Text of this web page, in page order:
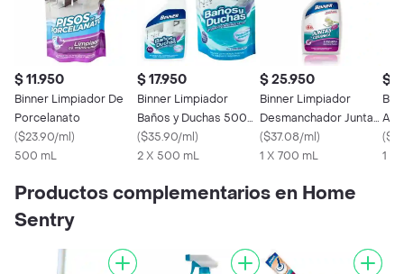
$ 11.950
Binner Limpiador De
Porcelanato
($23.90/ml)
500 mL
$ 17.950
Binner Limpiador
Baños y Duchas 500
mL y Doypack 500 mL
($35.90/ml)
2 X 500 mL
$ 25.950
Binner Limpiador
Desmanchador Juntas
de Cerámica Lavanda
($37.08/ml)
1 X 700 mL
$
(
1 X
Productos complementarios en Home
Sentry